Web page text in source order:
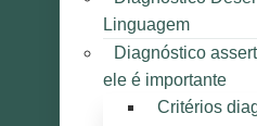
Linguagem
Diagnóstico
ele é importante
Critérios